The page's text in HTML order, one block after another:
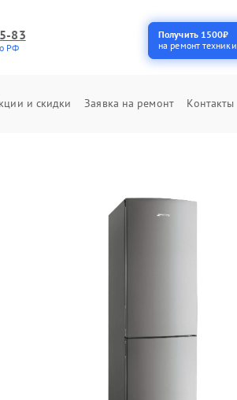
83
РФ
Получить 1500₽
на ремонт техники
и скидки Заявка на ремонт Контакты